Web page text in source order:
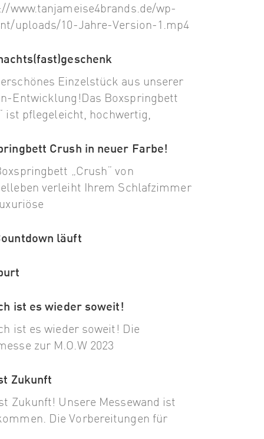
www.tanjameise4brands.de/wp-
uploads/10-Jahre-Version-1.mp4
Einzelstück aus unserer
Entwicklung!Das Boxspringbett
ist pflegeleicht, hochwertig,
Crush in neuer Farbe!
„Crush“ von
verleiht Ihrem Schlafzimmer
läuft
ist es wieder soweit!
ist es wieder soweit! Die
zur M.O.W 2023
Zukunft
Zukunft! Unsere Messewand ist
Die Vorbereitungen für